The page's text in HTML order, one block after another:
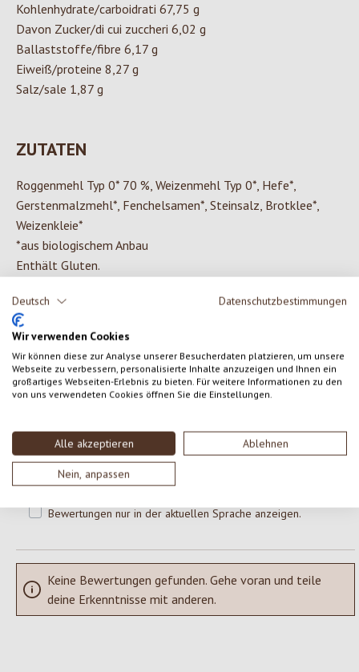
Deutsch Datenschutzbestimmungen
Wir verwenden Cookies
Wir können diese zur Analyse unserer Besucherdaten platzieren, um unsere
Webseite zu verbessern, personalisierte Inhalte anzuzeigen und Ihnen ein
großartiges Webseiten-Erlebnis zu bieten. Für weitere Informationen zu den
von uns verwendeten Cookies öffnen Sie die Einstellungen.
Alle akzeptieren Ablehnen
Nein, anpassen
Kohlenhydrate/carboidrati 67,75 g
Davon Zucker/di cui zuccheri 6,02 g
Ballaststoffe/fibre 6,17 g
Eiweiß/proteine 8,27 g
Salz/sale 1,87 g
ZUTATEN
Roggenmehl Typ 0* 70 %, Weizenmehl Typ 0*, Hefe*,
Gerstenmalzmehl*, Fenchelsamen*, Steinsalz, Brotklee*,
Weizenkleie*
*aus biologischem Anbau
Enthält Gluten.
0 von 0 Bewertungen
Durchschnittliche Bewertung von 0 von 5 Sternen
Gib eine Bewertung ab!
Teile deine Erfahrungen mit dem Produkt mit anderen Kunden.
SCHREIBE EINE BEWERTUNG
Bewertungen nur in der aktuellen Sprache anzeigen.
Keine Bewertungen gefunden. Gehe voran und teile
deine Erkenntnisse mit anderen.